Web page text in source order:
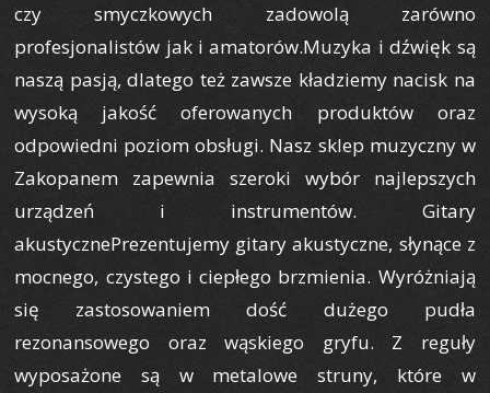
czy smyczkowych zadowolą zarówno
profesjonalistów jak i amatorów.Muzyka i dźwięk są
naszą pasją, dlatego też zawsze kładziemy nacisk na
wysoką jakość oferowanych produktów oraz
odpowiedni poziom obsługi. Nasz sklep muzyczny w
Zakopanem zapewnia szeroki wybór najlepszych
urządzeń i instrumentów. Gitary
akustycznePrezentujemy gitary akustyczne, słynące z
mocnego, czystego i ciepłego brzmienia. Wyróżniają
się zastosowaniem dość dużego pudła
rezonansowego oraz wąskiego gryfu. Z reguły
wyposażone są w metalowe struny, które w